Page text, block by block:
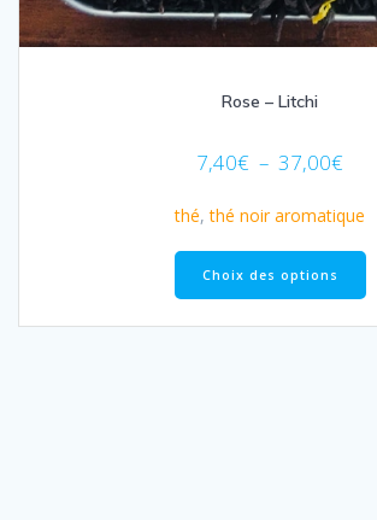
Rose – Litchi
7,40€ – 37,00€
prix :
thé,thé noir aromatique
Choix des options
Ce
a